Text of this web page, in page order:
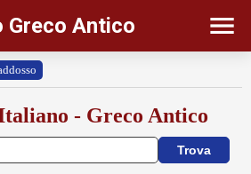
Greco Antico
- Greco Antico